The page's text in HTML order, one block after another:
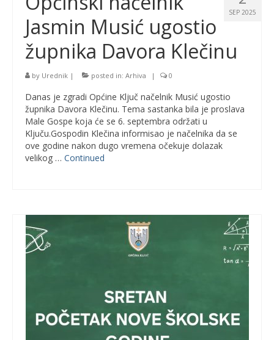
SEP 2025
Jasmin Musić ugostio
župnika Davora Klečinu
by Urednik | posted in: Arhiva | 0
Danas je zgradi Općine Ključ načelnik Musić ugostio
župnika Davora Klečinu. Tema sastanka bila je proslava
Male Gospe koja će se 6. septembra održati u
Ključu.Gospodin Klečina informisao je načelnika da se
ove godine nakon dugo vremena očekuje dolazak
velikog … Continued